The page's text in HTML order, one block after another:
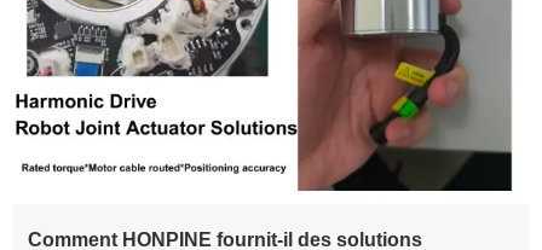
Comment HONPINE fournit-il des solutions